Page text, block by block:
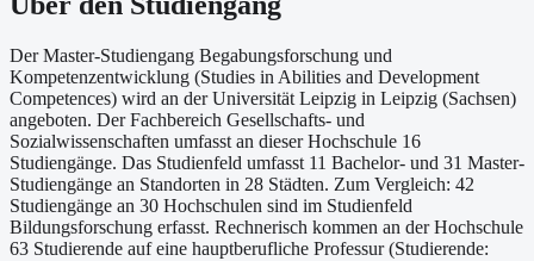
Der Master-Studiengang Begabungsforschung und
Kompetenzentwicklung (Studies in Abilities and Development
Competences) wird an der Universität Leipzig in Leipzig (Sachsen)
angeboten. Der Fachbereich Gesellschafts- und
Sozialwissenschaften umfasst an dieser Hochschule 16
Studiengänge. Das Studienfeld umfasst 11 Bachelor- und 31 Master-
Studiengänge an Standorten in 28 Städten. Zum Vergleich: 42
Studiengänge an 30 Hochschulen sind im Studienfeld
Bildungsforschung erfasst. Rechnerisch kommen an der Hochschule
63 Studierende auf eine hauptberufliche Professur (Studierende: